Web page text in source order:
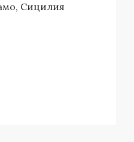
Сицилия